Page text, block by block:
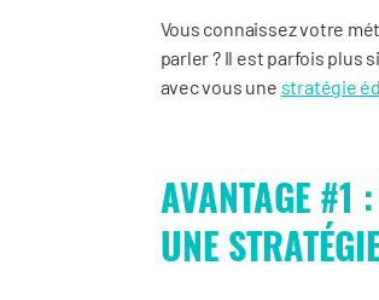
Vous connaissez votre
parler ? Il est parfois plus
avec vous une stratégie
AVANTAGE #1
UNE